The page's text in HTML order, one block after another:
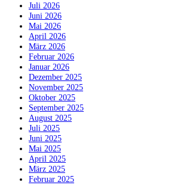
Juli 2026
Juni 2026
Mai 2026
April 2026
März 2026
Februar 2026
Januar 2026
Dezember 2025
November 2025
Oktober 2025
September 2025
August 2025
Juli 2025
Juni 2025
Mai 2025
April 2025
März 2025
Februar 2025